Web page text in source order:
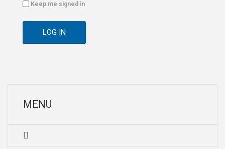
Keep me signed in
LOG IN
MENU